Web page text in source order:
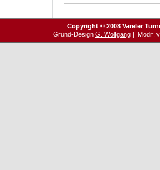
Copyright © 2008 Vareler
Grund-Design G. Wolfgang| Modif.